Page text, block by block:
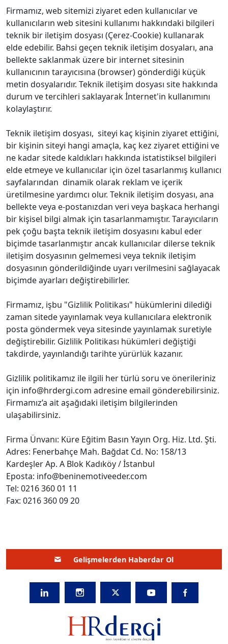
Firmamız, web sitemizi ziyaret eden kullanıcılar ve
kullanıcıların web sitesini kullanımı hakkındaki bilgileri
teknik bir iletişim dosyası (Çerez-Cookie) kullanarak
elde edebilir. Bahsi geçen teknik iletişim dosyaları, ana
bellekte saklanmak üzere bir internet sitesinin
kullanıcının tarayıcısına (browser) gönderdiği küçük
metin dosyalarıdır. Teknik iletişim dosyası site hakkında
durum ve tercihleri saklayarak İnternet'in kullanımını
kolaylaştırır.
Teknik iletişim dosyası, siteyi kaç kişinin ziyaret ettiğini,
bir kişinin siteyi hangi amaçla, kaç kez ziyaret ettiğini ve
ne kadar sitede kaldıkları hakkında istatistiksel bilgileri
elde etmeye ve kullanıcılar için özel tasarlanmış kullanıcı
sayfalarından dinamik olarak reklam ve içerik
üretilmesine yardımcı olur. Teknik iletişim dosyası, ana
bellekte veya e-postanızdan veri veya başkaca herhangi
bir kişisel bilgi almak için tasarlanmamıştır. Tarayıcıların
pek çoğu başta teknik iletişim dosyasını kabul eder
biçimde tasarlanmıştır ancak kullanıcılar dilerse teknik
iletişim dosyasının gelmemesi veya teknik iletişim
dosyasının gönderildiğinde uyarı verilmesini sağlayacak
biçimde ayarları değiştirebilirler.
Firmamız, işbu "Gizlilik Politikası" hükümlerini dilediği
zaman sitede yayınlamak veya kullanıcılara elektronik
posta göndermek veya sitesinde yayınlamak suretiyle
değiştirebilir. Gizlilik Politikası hükümleri değiştiği
takdirde, yayınlandığı tarihte yürürlük kazanır.
Gizlilik politikamız ile ilgili her türlü soru ve önerileriniz
için info@hrdergi.com adresine email gönderebilirsiniz.
Firmamız’a ait aşağıdaki iletişim bilgilerinden
ulaşabilirsiniz.
Firma Ünvanı: Küre Eğitim Basın Yayın Org. Hiz. Ltd. Şti.
Adres: Fenerbahçe Mah. Bağdat Cd. No: 158/13
Kardeşler Ap. A Blok Kadıköy / İstanbul
Eposta: info@beninemotiveeder.com
Tel: 0216 360 01 11
Fax: 0216 360 09 20
Gelişmelerden Haberdar Ol